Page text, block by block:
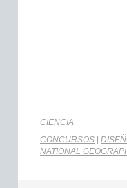
CIENCIA
CONCURSOS
NATIONAL